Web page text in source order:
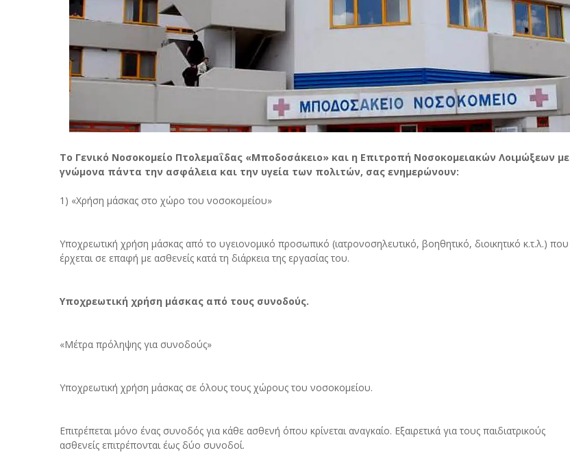
To Γενικό Νοσοκομείο Πτολεμαΐδας «Μποδοσάκειο» και η Επιτροπή Νοσοκομειακών Λοιμώξεων με
γνώμονα πάντα την ασφάλεια και την υγεία των πολιτών, σας ενημερώνουν:
1) «Χρήση μάσκας στο χώρο του νοσοκομείου»
Υποχρεωτική χρήση μάσκας από το υγειονομικό προσωπικό (ιατρονοσηλευτικό, βοηθητικό, διοικητικό κ.τ.λ.) που
έρχεται σε επαφή με ασθενείς κατά τη διάρκεια της εργασίας του.
Υποχρεωτική χρήση μάσκας από τους συνοδούς.
«Μέτρα πρόληψης για συνοδούς»
Υποχρεωτική χρήση μάσκας σε όλους τους χώρους του νοσοκομείου.
Επιτρέπεται μόνο ένας συνοδός για κάθε ασθενή όπου κρίνεται αναγκαίο. Εξαιρετικά για τους παιδιατρικούς
ασθενείς επιτρέπονται έως δύο συνοδοί.